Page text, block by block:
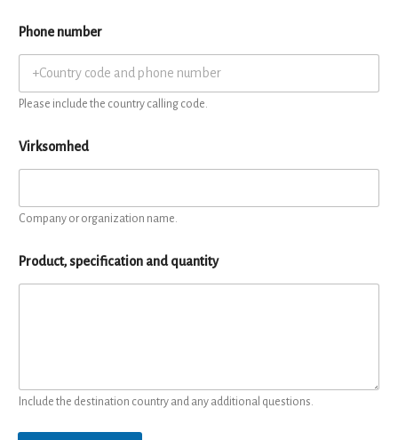
Phone number
Please include the country calling code.
Virksomhed
Company or organization name.
Product, specification and quantity
Include the destination country and any additional questions.